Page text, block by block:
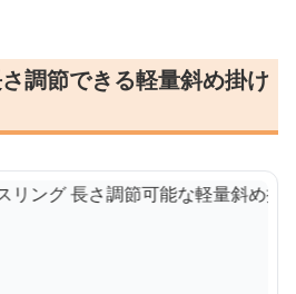
調節できる軽量斜め掛け